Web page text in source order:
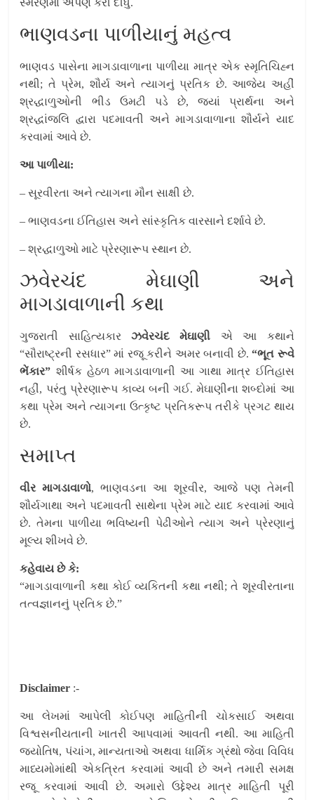
સ્મરણમાં અર્પણ કરી દીધું.
ભાણવડના પાળીયાનું મહત્વ
ભાણવડ પાસેના માગડાવાળાના પાળીયા માત્ર એક સ્મૃતિચિહ્ન
નથી; તે પ્રેમ, શૌર્ય અને ત્યાગનું પ્રતિક છે. આજેય અહીં
શ્રદ્ધાળુઓની ભીડ ઉમટી પડે છે, જ્યાં પ્રાર્થના અને
શ્રદ્ધાંજલિ દ્વારા પદમાવતી અને માગડાવાળાના શૌર્યને યાદ
કરવામાં આવે છે.
આ પાળીયા:
– સૂરવીરતા અને ત્યાગના મૌન સાક્ષી છે.
– ભાણવડના ઈતિહાસ અને સાંસ્કૃતિક વારસાને દર્શાવે છે.
– શ્રદ્ધાળુઓ માટે પ્રેરણારૂપ સ્થાન છે.
ઝવેરચંદ મેઘાણી અને
માગડાવાળાની કથા
ગુજરાતી સાહિત્યકારઝવેરચંદ મેઘાણી એ આ કથાને
“સૌરાષ્ટ્રની રસધાર” માં રજૂ કરીને અમર બનાવી છે.“ભૂત રૂવે
ભેંકાર” શીર્ષક હેઠળ માગડાવાળાની આ ગાથા માત્ર ઈતિહાસ
નહીં, પરંતુ પ્રેરણારૂપ કાવ્ય બની ગઈ. મેઘાણીના શબ્દોમાં આ
કથા પ્રેમ અને ત્યાગના ઉત્કૃષ્ટ પ્રતિકરૂપ તરીકે પ્રગટ થાય
છે.
સમાપ્ત
વીર માગડાવાળો, ભાણવડના આ શૂરવીર, આજે પણ તેમની
શૌર્યગાથા અને પદમાવતી સાથેના પ્રેમ માટે યાદ કરવામાં આવે
છે. તેમના પાળીયા ભવિષ્યની પેઢીઓને ત્યાગ અને પ્રેરણાનું
મૂલ્ય શીખવે છે.
કહેવાય છે કે:
“માગડાવાળાની કથા કોઈ વ્યકિતની કથા નથી; તે શૂરવીરતાના
તત્વજ્ઞાનનું પ્રતિક છે.”
Disclaimer :-
આ લેખમાં આપેલી કોઈપણ માહિતીની ચોકસાઈ અથવા
વિશ્વસનીયતાની ખાતરી આપવામાં આવતી નથી. આ માહિતી
જ્યોતિષ, પંચાંગ, માન્યતાઓ અથવા ધાર્મિક ગ્રંથો જેવા વિવિધ
માધ્યમોમાંથી એકત્રિત કરવામાં આવી છે અને તમારી સમક્ષ
રજૂ કરવામાં આવી છે. અમારો ઉદ્દેશ્ય માત્ર માહિતી પૂરી